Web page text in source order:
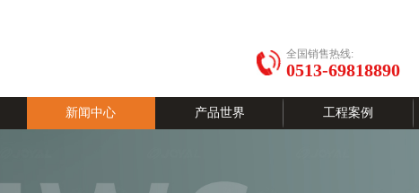
全国销售热线:
0513-69818890
新闻中心 产品世界 工程案例